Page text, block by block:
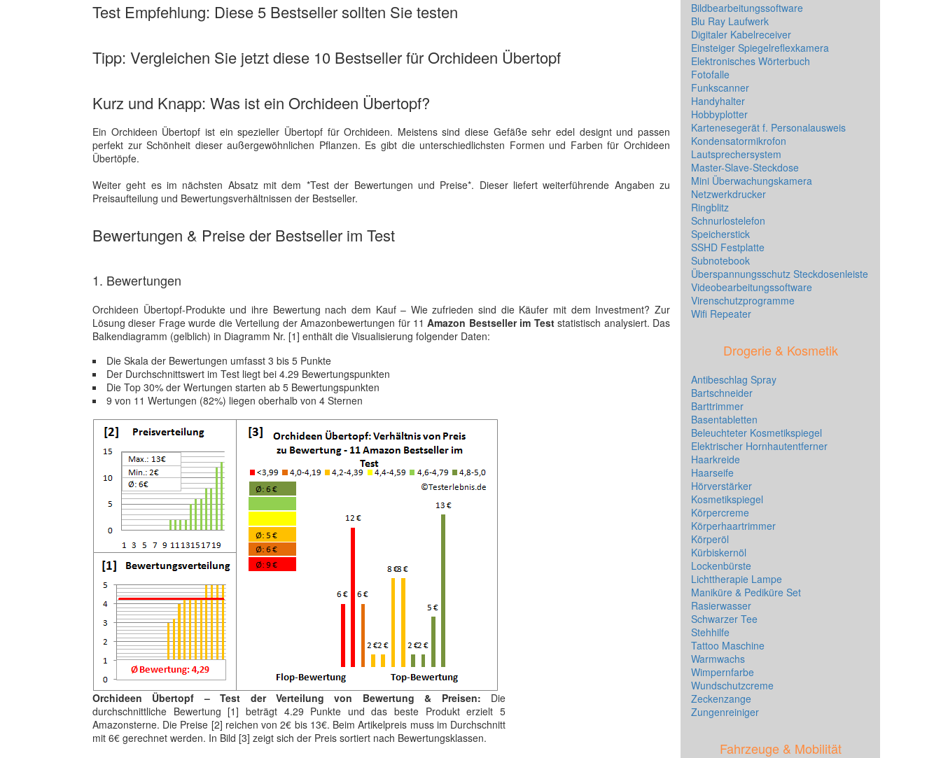
Test Empfehlung: Diese 5 Bestseller sollten Sie testen
Tipp: Vergleichen Sie jetzt diese 10 Bestseller für Orchideen Übertopf
Kurz und Knapp: Was ist ein Orchideen Übertopf?
Ein Orchideen Übertopf ist ein spezieller Übertopf für Orchideen. Meistens sind diese Gefäße sehr edel designt und passen
perfekt zur Schönheit dieser außergewöhnlichen Pflanzen. Es gibt die unterschiedlichsten Formen und Farben für Orchideen
Übertöpfe.
Weiter geht es im nächsten Absatz mit dem *Test der Bewertungen und Preise*. Dieser liefert weiterführende Angaben zu
Preisaufteilung und Bewertungsverhältnissen der Bestseller.
Bewertungen & Preise der Bestseller im Test
1. Bewertungen
Orchideen Übertopf-Produkte und ihre Bewertung nach dem Kauf – Wie zufrieden sind die Käufer mit dem Investment? Zur
Lösung dieser Frage wurde die Verteilung der Amazonbewertungen für 11Amazon Bestseller im Teststatistisch analysiert. Das
Balkendiagramm (gelblich) in Diagramm Nr. [1] enthält die Visualisierung folgender Daten:
Die Skala der Bewertungen umfasst 3 bis 5 Punkte
Der Durchschnittswert im Test liegt bei 4.29 Bewertungspunkten
Die Top 30% der Wertungen starten ab 5 Bewertungspunkten
9 von 11 Wertungen (82%) liegen oberhalb von 4 Sternen
Orchideen Übertopf – Test der Verteilung von Bewertung & Preisen: Die
durchschnittliche Bewertung [1] beträgt 4.29 Punkte und das beste Produkt erzielt 5
Amazonsterne. Die Preise [2] reichen von 2€ bis 13€. Beim Artikelpreis muss im Durchschnitt
mit 6€ gerechnet werden. In Bild [3] zeigt sich der Preis sortiert nach Bewertungsklassen.
Bildbearbeitungssoftware
Blu Ray Laufwerk
Digitaler Kabelreceiver
Einsteiger Spiegelreflexkamera
Elektronisches Wörterbuch
Fotofalle
Funkscanner
Handyhalter
Hobbyplotter
Kartenesegerät f. Personalausweis
Kondensatormikrofon
Lautsprechersystem
Master-Slave-Steckdose
Mini Überwachungskamera
Netzwerkdrucker
Ringblitz
Schnurlostelefon
Speicherstick
SSHD Festplatte
Subnotebook
Überspannungsschutz Steckdosenleiste
Videobearbeitungssoftware
Virenschutzprogramme
Wifi Repeater
Drogerie & Kosmetik
Antibeschlag Spray
Bartschneider
Barttrimmer
Basentabletten
Beleuchteter Kosmetikspiegel
Elektrischer Hornhautentferner
Haarkreide
Haarseife
Hörverstärker
Kosmetikspiegel
Körpercreme
Körperhaartrimmer
Körperöl
Kürbiskernöl
Lockenbürste
Lichttherapie Lampe
Maniküre & Pediküre Set
Rasierwasser
Schwarzer Tee
Stehhilfe
Tattoo Maschine
Warmwachs
Wimpernfarbe
Wundschutzcreme
Zeckenzange
Zungenreiniger
Fahrzeuge & Mobilität